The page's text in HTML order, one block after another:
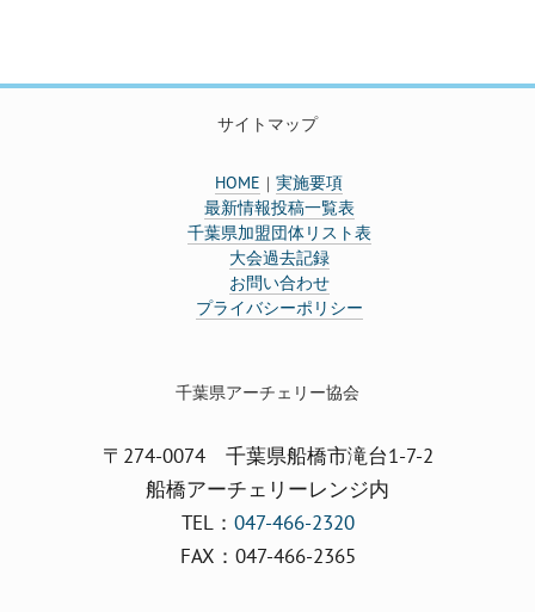
サイトマップ
HOME ｜実施要項
最新情報投稿一覧表
千葉県加盟団体リスト表
大会過去記録
お問い合わせ
プライバシーポリシー
千葉県アーチェリー協会
〒274-0074 千葉県船橋市滝台1-7-2
船橋アーチェリーレンジ内
TEL： 047-466-2320
FAX：047-466-2365